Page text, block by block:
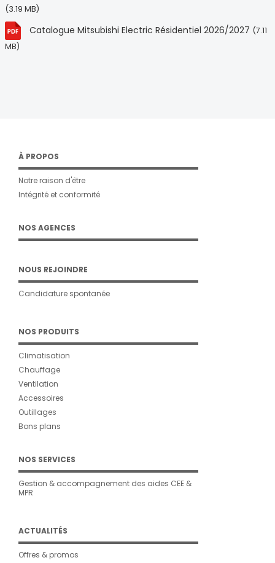
(3.19 MB)
Catalogue Mitsubishi Electric Résidentiel 2026/2027 (7.11
MB)
À PROPOS
Notre raison d'être
Intégrité et conformité
NOS AGENCES
NOUS REJOINDRE
Candidature spontanée
NOS PRODUITS
Climatisation
Chauffage
Ventilation
Accessoires
Outillages
Bons plans
NOS SERVICES
Gestion & accompagnement des aides CEE &
MPR
ACTUALITÉS
Offres & promos